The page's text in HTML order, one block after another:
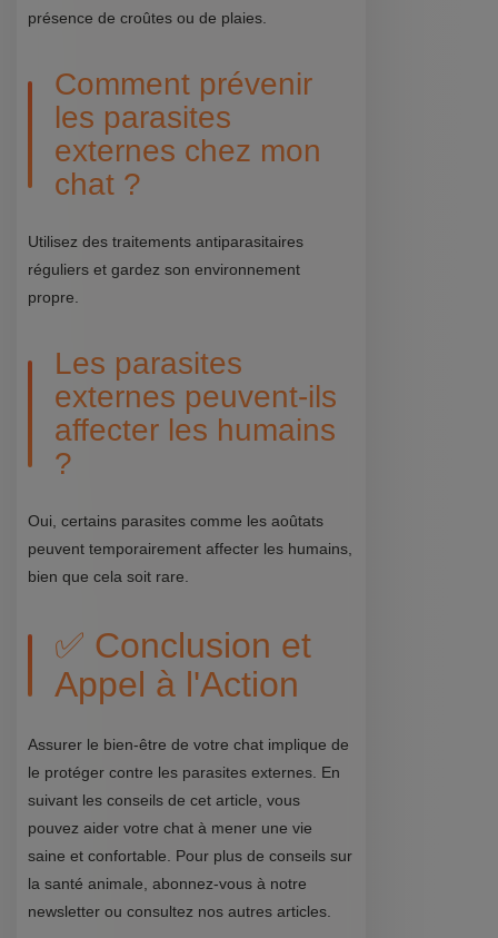
présence de croûtes ou de plaies.
Comment prévenir
les parasites
externes chez mon
chat ?
Utilisez des traitements antiparasitaires
réguliers et gardez son environnement
propre.
Les parasites
externes peuvent-ils
affecter les humains
?
Oui, certains parasites comme les aoûtats
peuvent temporairement affecter les humains,
bien que cela soit rare.
✅ Conclusion et
Appel à l'Action
Assurer le bien-être de votre chat implique de
le protéger contre les parasites externes. En
suivant les conseils de cet article, vous
pouvez aider votre chat à mener une vie
saine et confortable. Pour plus de conseils sur
la santé animale, abonnez-vous à notre
newsletter ou consultez nos autres articles.